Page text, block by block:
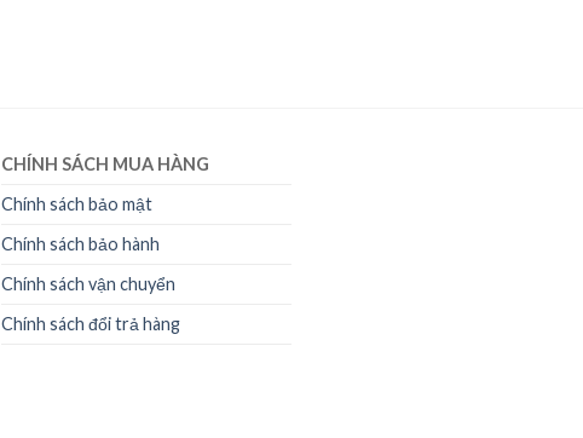
CHÍNH SÁCH MUA HÀNG
Chính sách bảo mật
Chính sách bảo hành
Chính sách vận chuyển
Chính sách đổi trả hàng